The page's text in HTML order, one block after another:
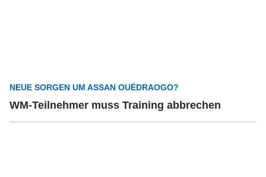
NEUE SORGEN UM ASSAN OUÉDRAOGO?
WM-Teilnehmer muss Training abbrechen